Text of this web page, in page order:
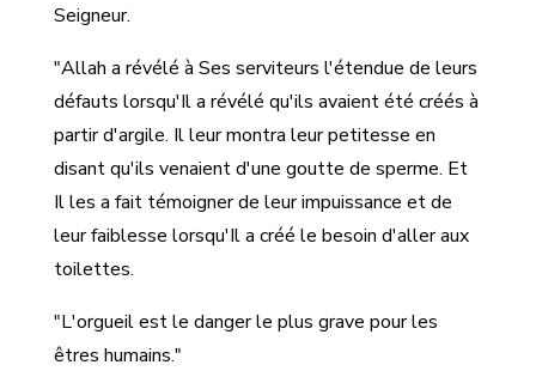
Seigneur.
"Allah a révélé à Ses serviteurs l'étendue de leurs
défauts lorsqu'Il a révélé qu'ils avaient été créés à
partir d'argile. Il leur montra leur petitesse en
disant qu'ils venaient d'une goutte de sperme. Et
Il les a fait témoigner de leur impuissance et de
leur faiblesse lorsqu'Il a créé le besoin d'aller aux
toilettes.
"L'orgueil est le danger le plus grave pour les
êtres humains."